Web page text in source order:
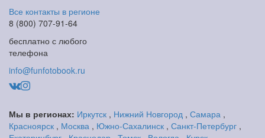
Все контакты в регионе
8 (800) 707-91-64
бесплатно с любого
телефона
info@funfotobook.ru
Мы в регионах: Иркутск , Нижний Новгород , Самара ,
Красноярск , Москва , Южно-Сахалинск , Санкт-Петербург ,